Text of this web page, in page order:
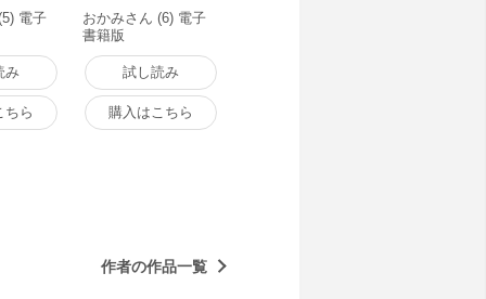
電子
み
ちら
おかみさん (6) 電子
書籍版
試し読み
購入はこちら
作者の作品一覧